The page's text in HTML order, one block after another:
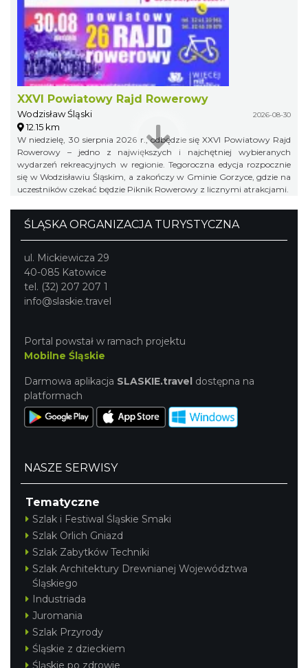
XXVI Powiatowy Rajd Rowerowy
Wodzisław Śląski 2026-08-30
12.15 km
W niedzielę, 30 sierpnia 2026 r., odbędzie się XXVI Powiatowy Rajd
Rowerowy – jedno z największych i najchętniej wybieranych
wydarzeń rekreacyjnych w regionie. Tegoroczna edycja rozpocznie
się w Wodzisławiu Śląskim, a zakończy w Gminie Gorzyce, gdzie na
uczestników czekać będzie Piknik Rowerowy z licznymi atrakcjami.
ŚLĄSKA ORGANIZACJA TURYSTYCZNA
ul. Mickiewicza 29
40-085 Katowice
tel. (32) 207 207 1
info@slaskie.travel
Portal powstał w ramach projektu
Mobilne Śląskie
Darmowa aplikacja SLASKIE.travel dostępna na
platformach
NASZE SERWISY
Tematyczne
Szlak i Festiwal Śląskie Smaki
Szlak Orlich Gniazd
Szlak Zabytków Techniki
Szlak Architektury Drewnianej Województwa
Śląskiego
Industriada
Juromania
Szlak Przyrody
Śląskie z dzieckiem
Śląskie po zdrowie